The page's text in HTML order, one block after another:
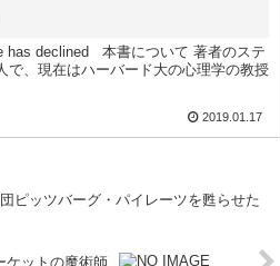
has declined 本書について 著者のステ
、現在はハーバード大の心理学の教授
2019.01.17
ピッツバーグ・パイレーツを甦らせた
ケットの魔術師